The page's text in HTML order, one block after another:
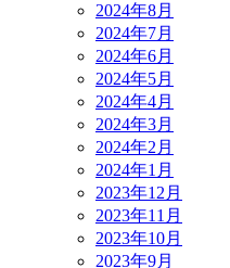
2024年8月
2024年7月
2024年6月
2024年5月
2024年4月
2024年3月
2024年2月
2024年1月
2023年12月
2023年11月
2023年10月
2023年9月